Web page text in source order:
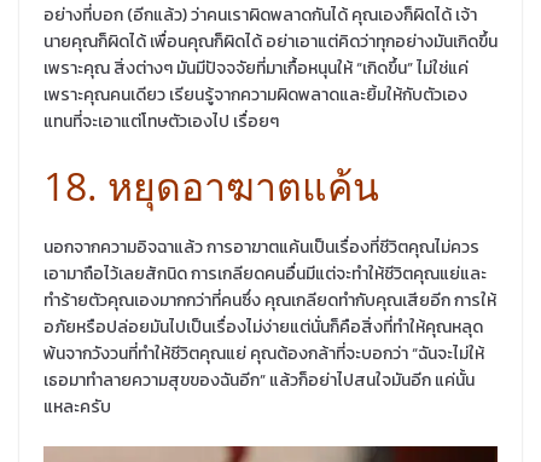
อย่างที่บอก (อีกแล้ว) ว่าคนเราผิดพลาดกันได้ คุณเองก็ผิดได้ เจ้า
นายคุณก็ผิดได้ เพื่อนคุณก็ผิดได้ อย่าเอาแต่คิดว่าทุกอย่างมันเกิดขึ้น
เพราะคุณ สิ่งต่างๆ มันมีปัจจจัยที่มาเกื้อหนุนให้ “เกิดขึ้น” ไม่ใช่แค่
เพราะคุณคนเดียว เรียนรู้จากความผิดพลาดและยิ้มให้กับตัวเอง
แทนที่จะเอาแต่โทษตัวเองไป เรื่อยๆ
18. หยุดอาฆาตแค้น
นอกจากความอิจฉาแล้ว การอาฆาตแค้นเป็นเรื่องที่ชีวิตคุณไม่ควร
เอามาถือไว้เลยสักนิด การเกลียดคนอื่นมีแต่จะทำให้ชีวิตคุณแย่และ
ทำร้ายตัวคุณเองมากกว่าที่คนซึ่ง คุณเกลียดทำกับคุณเสียอีก การให้
อภัยหรือปล่อยมันไปเป็นเรื่องไม่ง่ายแต่นั่นก็คือสิ่งที่ทำให้คุณหลุด
พ้นจากวังวนที่ทำให้ชีวิตคุณแย่ คุณต้องกล้าที่จะบอกว่า “ฉันจะไม่ให้
เธอมาทำลายความสุขของฉันอีก” แล้วก็อย่าไปสนใจมันอีก แค่นั้น
แหละครับ